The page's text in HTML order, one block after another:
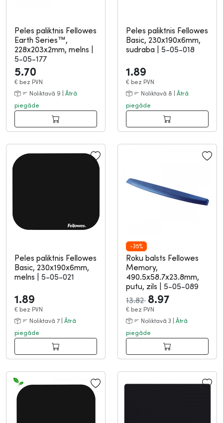
Peles paliktnis Fellowes
Earth Series™,
228x203x2mm, melns
5-05-177
5.70
€ bez PVN
Noliktavā 9 | Ātrā
piegāde
Peles paliktnis Fellowes
Basic, 230x190x6mm,
sudraba
5-05-018
1.89
€ bez PVN
Noliktavā 8 | Ātrā
piegāde
Peles paliktnis Fellowes
Basic, 230x190x6mm,
melns
5-05-021
1.89
€ bez PVN
Noliktavā 7 | Ātrā
piegāde
-35%
Roku balsts Fellowes
Memory,
490.5x58.7x23.8mm,
putu, zils
5-05-089
13.82 8.97
€ bez PVN
Noliktavā 3 | Ātrā
piegāde